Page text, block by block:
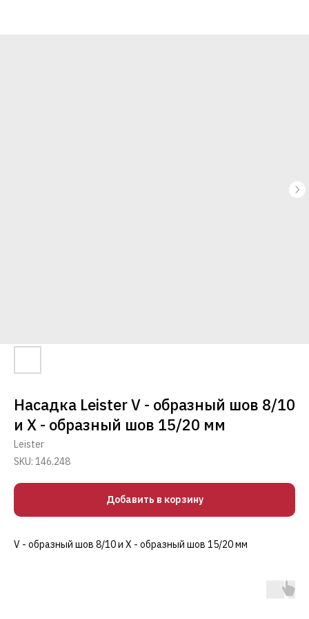
Насадка Leister V - образный шов 8/10
и Х - образный шов 15/20 мм
Leister
SKU: 146.248
Добавить в корзину
V - образный шов 8/10 и Х - образный шов 15/20 мм